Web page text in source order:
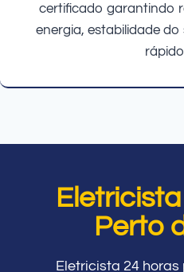
certificado garantindo
energia, estabilidade
Perto
Eletricista 24